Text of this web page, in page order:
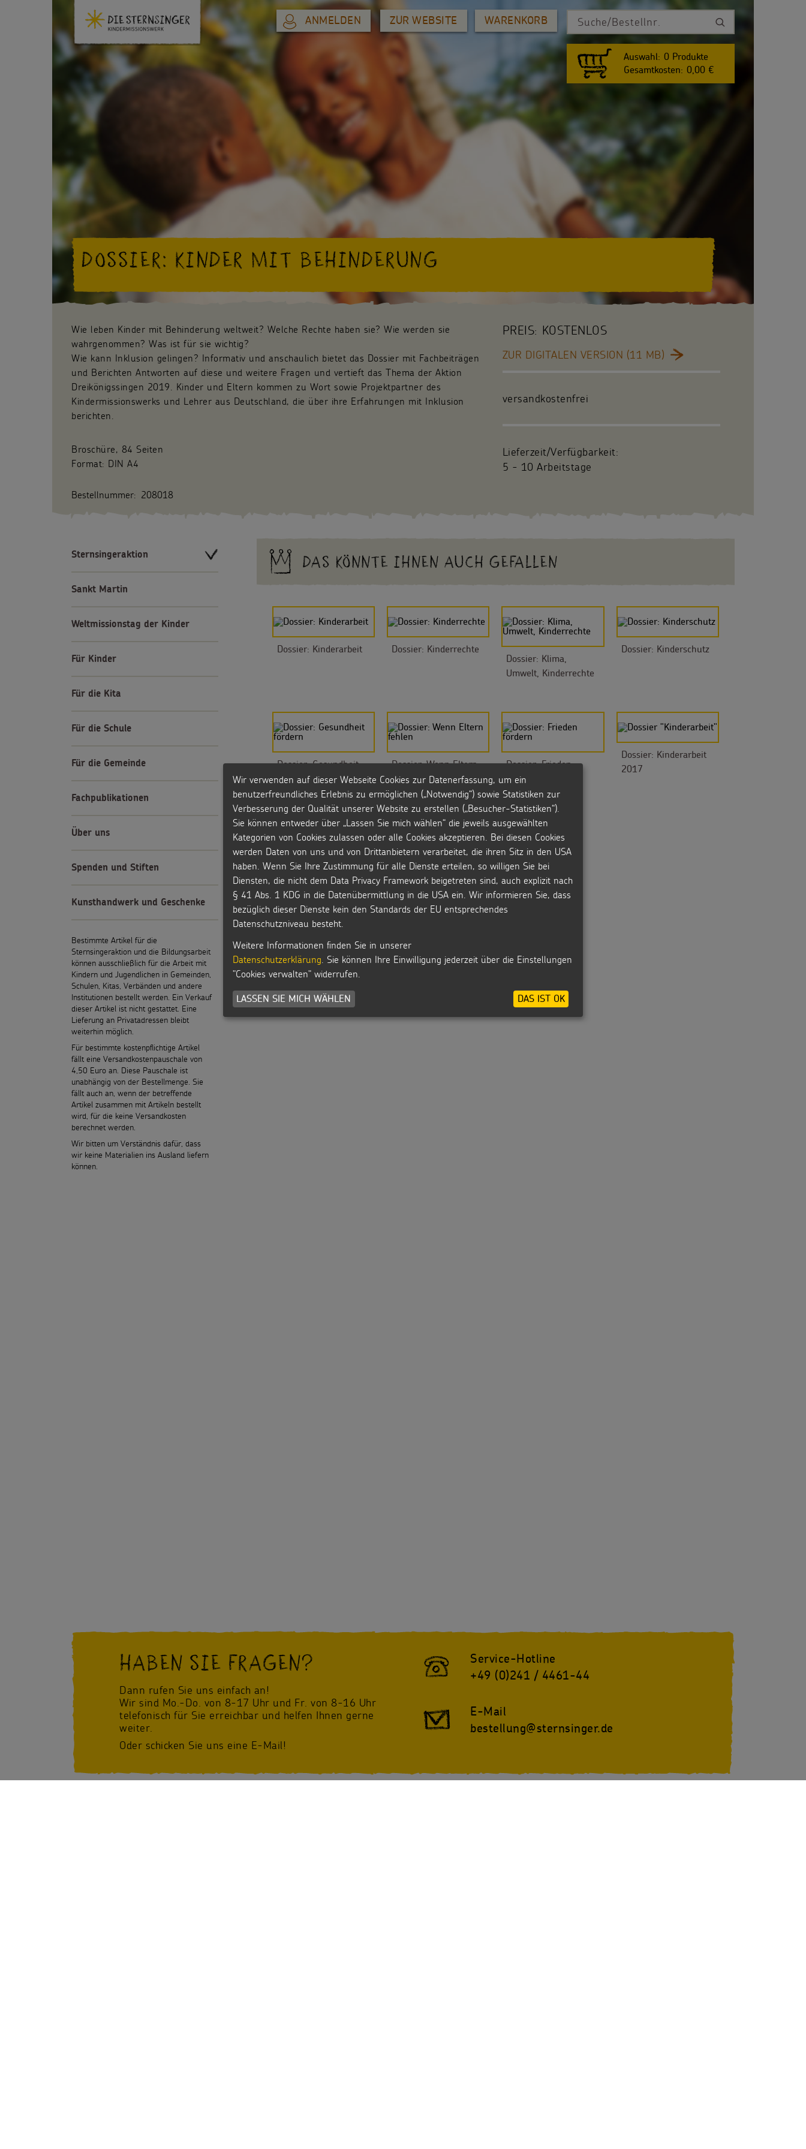
Auswahl: 0 Produkte
Gesamtkosten: 0,00 €
ZUR WEBSITE WARENKORB
ANMELDEN
DOSSIER: KINDER MIT BEHINDERUNG
Wie leben Kinder mit Behinderung weltweit? Welche Rechte haben sie? Wie werden sie
wahrgenommen? Was ist für sie wichtig?
Wie kann Inklusion gelingen? Informativ und anschaulich bietet das Dossier mit Fachbeiträgen
und Berichten Antworten auf diese und weitere Fragen und vertieft das Thema der Aktion
Dreikönigssingen 2019. Kinder und Eltern kommen zu Wort sowie Projektpartner des
Kindermissionswerks und Lehrer aus Deutschland, die über ihre Erfahrungen mit Inklusion
berichten.
Broschüre, 84 Seiten
Format: DIN A4
Bestellnummer: 208018
PREIS: KOSTENLOS
ZUR DIGITALEN VERSION (11 MB)
versandkostenfrei
Lieferzeit/Verfügbarkeit:
5 - 10 Arbeitstage
Sternsingeraktion
Sankt Martin
Weltmissionstag der Kinder
Für Kinder
Für die Kita
Für die Schule
Für die Gemeinde
Fachpublikationen
Über uns
Spenden und Stiften
Kunsthandwerk und Geschenke
Bestimmte Artikel für die
Sternsingeraktion und die Bildungsarbeit
können ausschließlich für die Arbeit mit
Kindern und Jugendlichen in Gemeinden,
Schulen, Kitas, Verbänden und andere
Institutionen bestellt werden. Ein Verkauf
dieser Artikel ist nicht gestattet. Eine
Lieferung an Privatadressen bleibt
weiterhin möglich.
Für bestimmte kostenpflichtige Artikel
fällt eine Versandkostenpauschale von
4,50 Euro an. Diese Pauschale ist
unabhängig von der Bestellmenge. Sie
fällt auch an, wenn der betreffende
Artikel zusammen mit Artikeln bestellt
wird, für die keine Versandkosten
berechnet werden.
Wir bitten um Verständnis dafür, dass
wir keine Materialien ins Ausland liefern
können.
DAS KÖNNTE IHNEN AUCH GEFALLEN
Dossier: Kinderarbeit
Dossier: Kinderrechte
Dossier: Klima,
Umwelt, Kinderrechte
Dossier: Kinderschutz
Dossier: Gesundheit
fördern
Dossier: Wenn Eltern
fehlen
Dossier: Frieden
fördern
Dossier: Kinderarbeit
2017
MEHR ANZEIGEN
HABEN SIE FRAGEN?
Dann rufen Sie uns einfach an!
Wir sind Mo.-Do. von 8-17 Uhr und Fr. von 8-16 Uhr
telefonisch für Sie erreichbar und helfen Ihnen gerne
weiter.
Oder schicken Sie uns eine E-Mail!
Service-Hotline
+49 (0)241 / 4461-44
E-Mail
bestellung@sternsinger.de
Wir verwenden auf dieser Webseite Cookies zur Datenerfassung, um ein
benutzerfreundliches Erlebnis zu ermöglichen („Notwendig“) sowie Statistiken zur
Verbesserung der Qualität unserer Website zu erstellen („Besucher-Statistiken“).
Sie können entweder über „Lassen Sie mich wählen“ die jeweils ausgewählten
Kategorien von Cookies zulassen oder alle Cookies akzeptieren. Bei diesen Cookies
werden Daten von uns und von Drittanbietern verarbeitet, die ihren Sitz in den USA
haben. Wenn Sie Ihre Zustimmung für alle Dienste erteilen, so willigen Sie bei
Diensten, die nicht dem Data Privacy Framework beigetreten sind, auch explizit nach
§ 41 Abs. 1 KDG in die Datenübermittlung in die USA ein. Wir informieren Sie, dass
bezüglich dieser Dienste kein den Standards der EU entsprechendes
Datenschutzniveau besteht.
Weitere Informationen finden Sie in unserer
Datenschutzerklärung . Sie können Ihre Einwilligung jederzeit über die Einstellungen
"Cookies verwalten" widerrufen.
LASSEN SIE MICH WÄHLEN DAS IST OK